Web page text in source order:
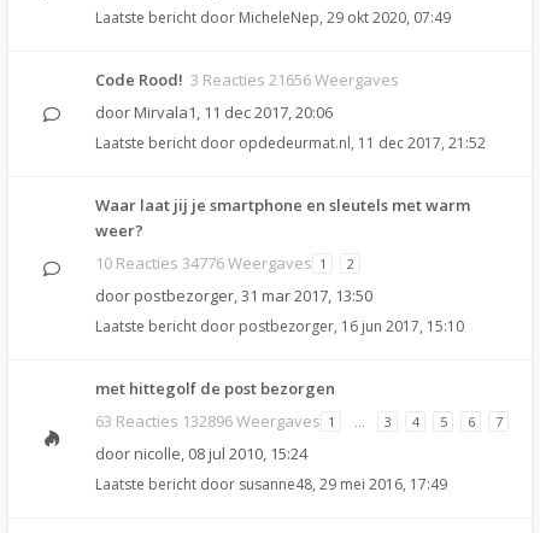
Laatste bericht door MicheleNep, 29 okt 2020, 07:49
Code Rood! 3 Reacties 21656 Weergaves
door Mirvala1, 11 dec 2017, 20:06
Laatste bericht door opdedeurmat.nl, 11 dec 2017, 21:52
Waar laat jij je smartphone en sleutels met warm
weer?
10 Reacties 34776 Weergaves 1 2
door postbezorger,31 mar 2017, 13:50
Laatste bericht door postbezorger, 16 jun 2017, 15:10
met hittegolf de post bezorgen
63 Reacties 132896 Weergaves 1 … 3 4 5 6 7
door nicolle, 08 jul 2010, 15:24
Laatste bericht door susanne48, 29 mei 2016, 17:49